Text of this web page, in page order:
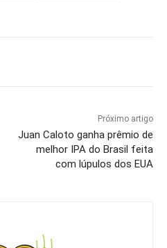
Próximo artigo
Juan Caloto ganha prêmio de
melhor IPA do Brasil feita
com lúpulos dos EUA